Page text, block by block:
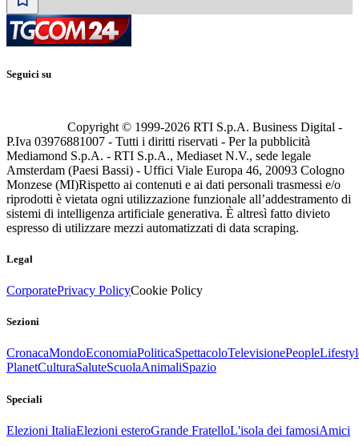
Seguici su
Copyright © 1999-2026 RTI S.p.A. Business Digital -
P.Iva 03976881007 - Tutti i diritti riservati - Per la pubblicità
Mediamond S.p.A. - RTI S.p.A., Mediaset N.V., sede legale
Amsterdam (Paesi Bassi) - Uffici Viale Europa 46, 20093 Cologno
Monzese (MI)Rispetto ai contenuti e ai dati personali trasmessi e/o
riprodotti è vietata ogni utilizzazione funzionale all’addestramento di
sistemi di intelligenza artificiale generativa. È altresì fatto divieto
espresso di utilizzare mezzi automatizzati di data scraping.
Legal
CorporatePrivacy PolicyCookie Policy
Sezioni
CronacaMondoEconomiaPoliticaSpettacoloTelevisionePeople
PlanetCulturaSaluteScuolaAnimaliSpazio
Speciali
Elezioni ItaliaElezioni esteroGrande FratelloL'isola dei famosiAmici